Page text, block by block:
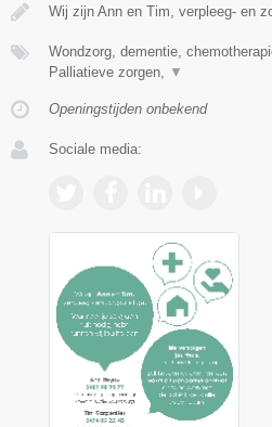
Wij zijn Ann en Tim, verpleeg- en
Wondzorg, dementie,
Palliatieve zorgen, ▼
Openingstijden onbekend
Sociale media: